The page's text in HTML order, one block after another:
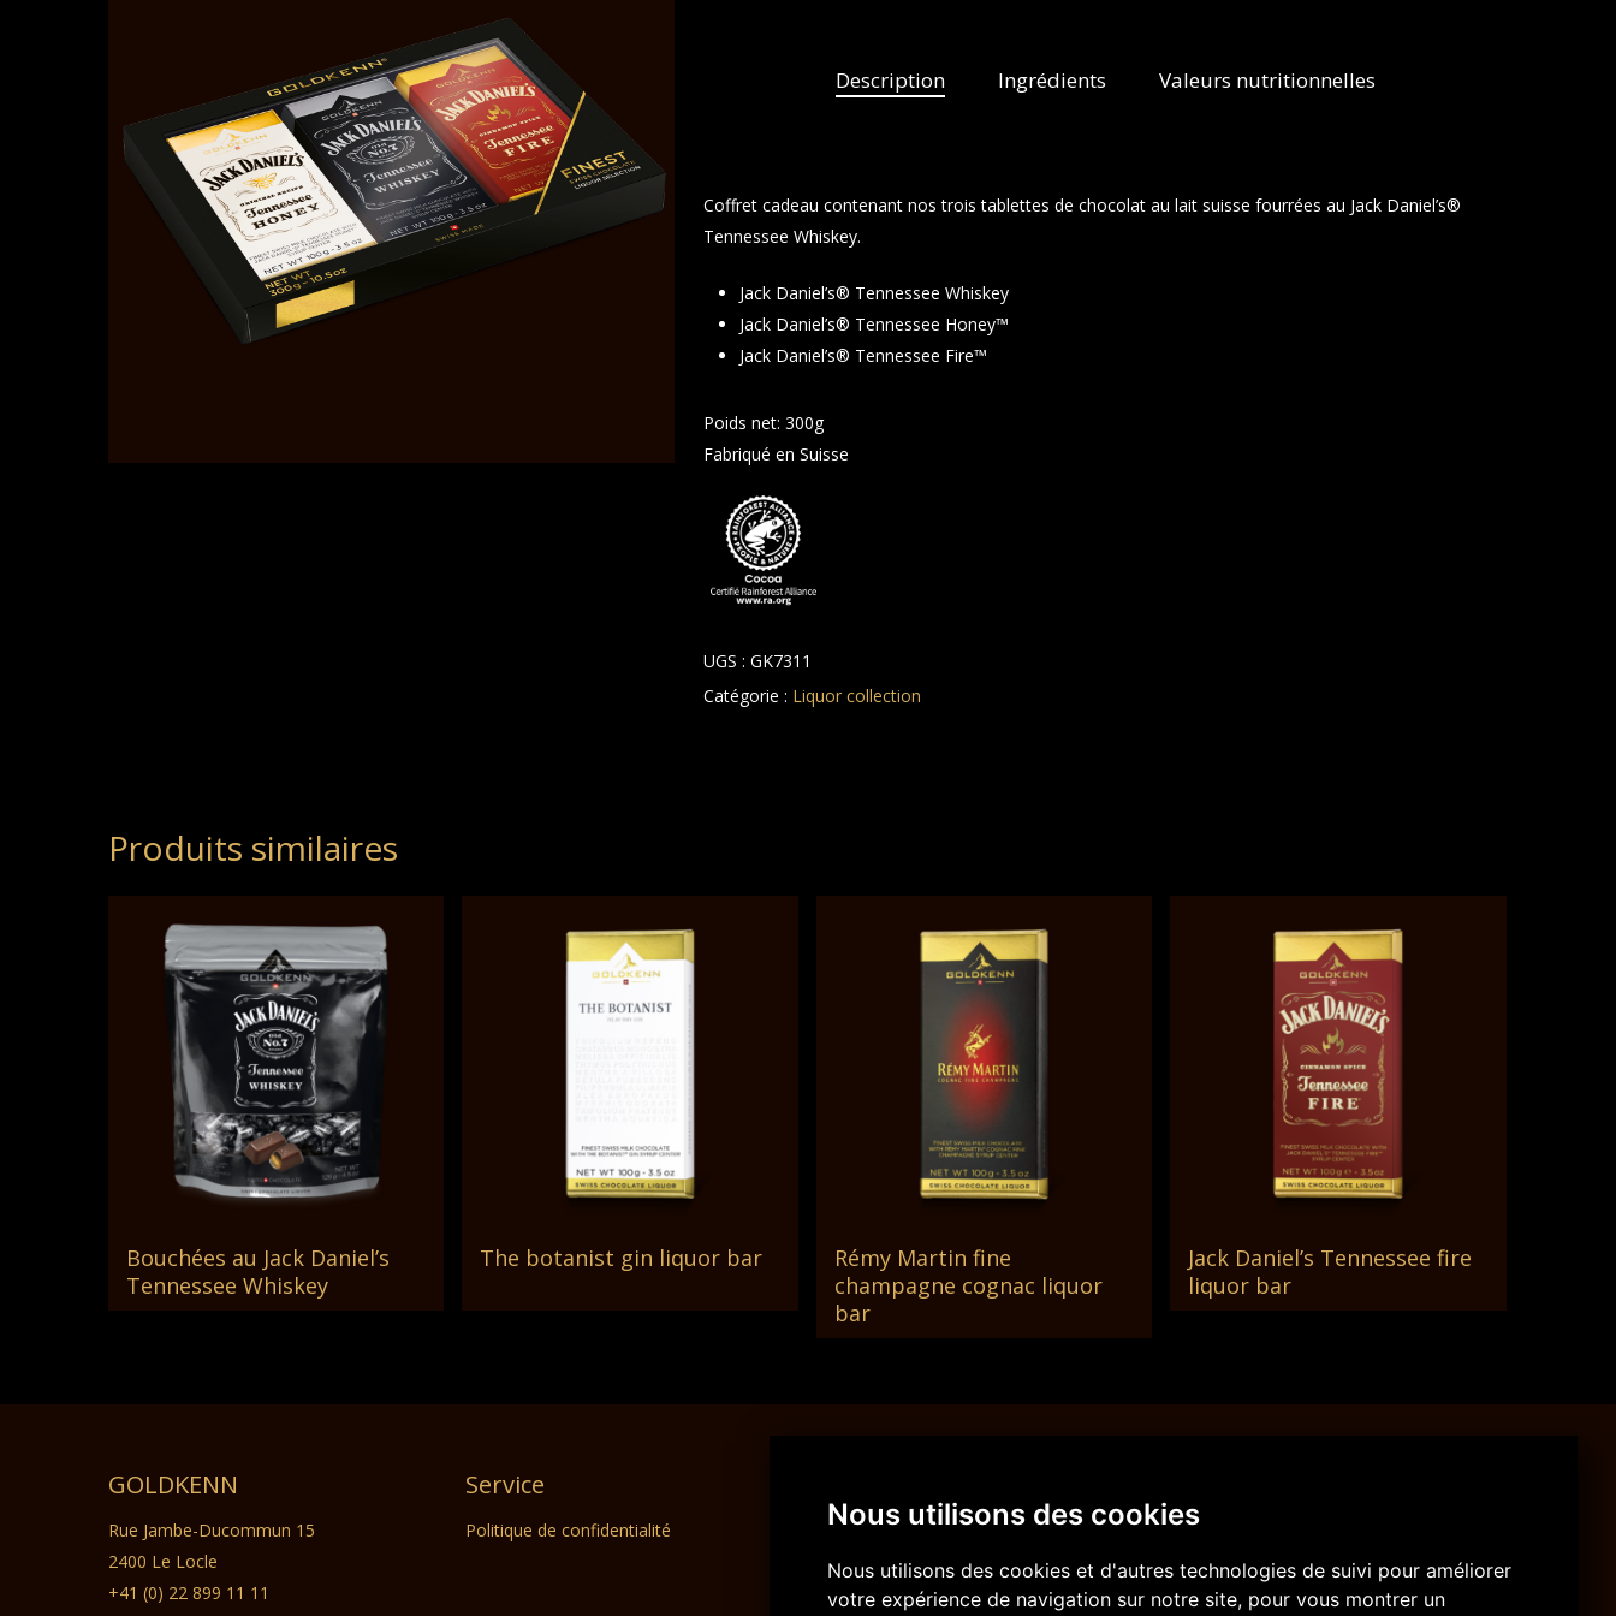
Nous utilisons des cookies
Nous utilisons des cookies et d'autres technologies de suivi pour améliorer
votre expérience de navigation sur notre site, pour vous montrer un
UGS : GK7311
Catégorie : Liquor collection
Description Ingrédients Valeurs nutritionnelles
Coffret cadeau contenant nos trois tablettes de chocolat au lait suisse fourrées au Jack Daniel’s®
Tennessee Whiskey.
Jack Daniel’s® Tennessee Whiskey
Jack Daniel’s® Tennessee Honey™
Jack Daniel’s® Tennessee Fire™
Poids net: 300g
Fabriqué en Suisse
Produits similaires
Lire La Suite
Bouchées au Jack Daniel’s
Tennessee Whiskey
Lire La Suite
The botanist gin liquor bar Lire La Suite
Rémy Martin fine
champagne cognac liquor
bar
Lire La Suite
Jack Daniel’s Tennessee fire
liquor bar
GOLDKENN
Rue Jambe-Ducommun 15
2400 Le Locle
+41 (0) 22 899 11 11
Service
Politique de confidentialité
Choco Diffusion SA
Swiss Dream Chocolate
La Semeuse SA
Tous nos produits sont conçus, fabriqués
et emballés en Suisse.